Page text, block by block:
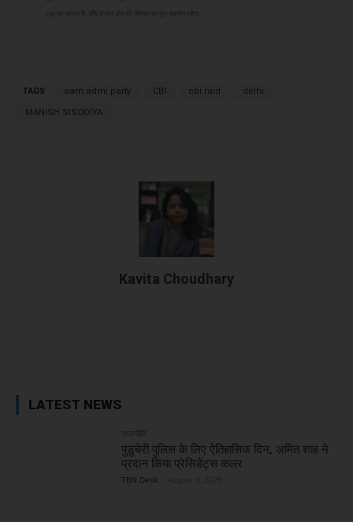
TAGS aam admi party CBI cbi raid delhi
MANISH SISODIYA
Kavita Choudhary
LATEST NEWS
राजनीति
पुडुचेरी पुलिस के लिए ऐतिहासिक दिन, अमित शाह ने
प्रदान किया प्रेसिडेंट्स कलर
TBN Desk